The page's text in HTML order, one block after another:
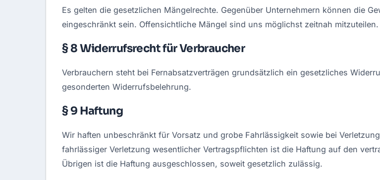
Es gelten die gesetzlichen Mängelrechte. Gegenüber Unternehmern können die
eingeschränkt sein. Offensichtliche Mängel sind uns möglichst zeitnah mitzuteilen.
§ 8 Widerrufsrecht für Verbraucher
Verbrauchern steht bei Fernabsatzverträgen grundsätzlich ein gesetzliches
gesonderten Widerrufsbelehrung.
§ 9 Haftung
Wir haften unbeschränkt für Vorsatz und grobe Fahrlässigkeit sowie bei
fahrlässiger Verletzung wesentlicher Vertragspflichten ist die Haftung auf den
Übrigen ist die Haftung ausgeschlossen, soweit gesetzlich zulässig.